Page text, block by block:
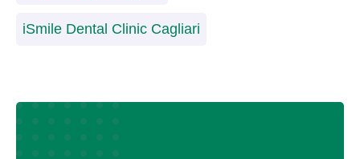
iSmile Dental Clinic Cagliari